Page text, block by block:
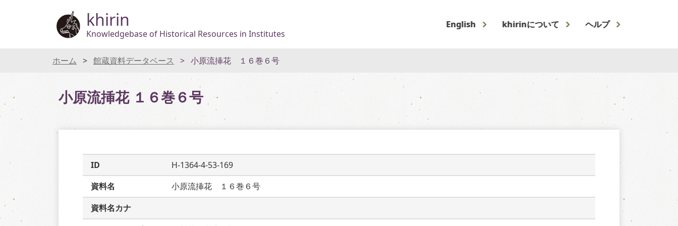
khirin
Knowledgebase of Historical Resources in Institutes
English khirinについて ヘルプ
ホーム 館蔵資料データベース 小原流挿花 １６巻６号
小原流挿花 １６巻６号
ID
H-1364-4-53-169
資料名
小原流挿花　１６巻６号
資料名カナ